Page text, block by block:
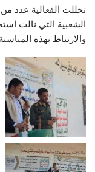
تخللت الفعالية عدد من
الشعبية التي نالت
والارتباط بهذه